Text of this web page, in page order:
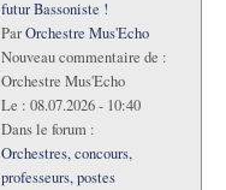
futur Bassoniste !
ParOrchestre Mus'Echo
Nouveau commentaire de :
Orchestre Mus'Echo
Le : 08.07.2026 - 10:40
Dans le forum :
Orchestres, concours,
professeurs, postes